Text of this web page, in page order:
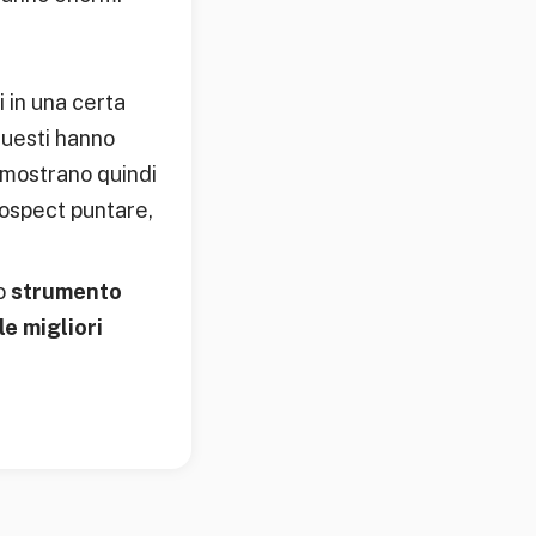
una certa
hanno
quindi
puntare,
strumento
migliori